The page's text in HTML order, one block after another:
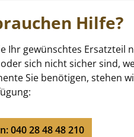
Hilfe?
Ihr gewünschtes Ersatzteil
sich nicht sicher sind,
Sie benötigen, stehen
040 28 48 48 210